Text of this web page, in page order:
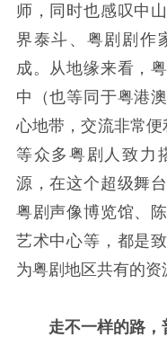
师，同时也感叹中
界泰斗、粤剧剧作
成。从地缘来看，
中（也等同于粤港
心地带，交流非常便
等众多粤剧人致力
源，在这个超级舞
粤剧声像博览馆、
艺术中心等，都是
为粤剧地区共有的资
走不一样的路，